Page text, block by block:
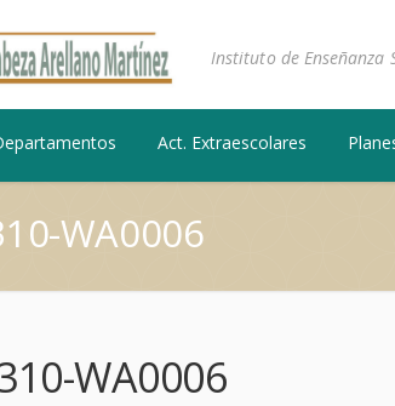
Instituto de Enseñanza
Act. Extraescolares
WA0006
WA0006